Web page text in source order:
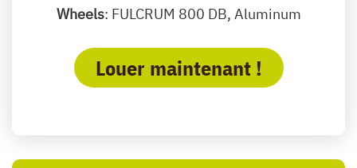
Wheels: FULCRUM 800 DB, Aluminum
Louer maintenant !